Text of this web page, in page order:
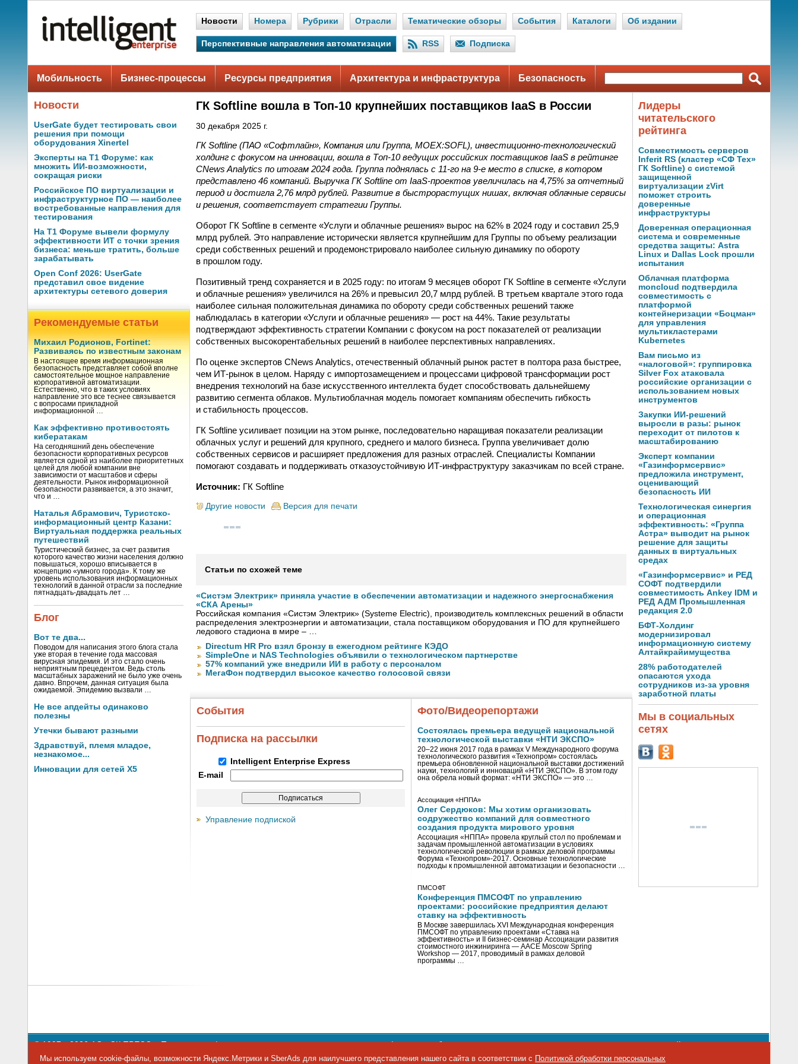
Новости Номера Рубрики Отрасли Тематические обзоры События Каталоги Об издании
Перспективные направления автоматизации RSS Подписка
Мобильность Бизнес-процессы Ресурсы предприятия Архитектура и инфраструктура Безопасность
Новости
UserGate будет тестировать свои
решения при помощи
оборудования Xinertel
Эксперты на Т1 Форуме: как
множить ИИ-возможности,
сокращая риски
Российское ПО виртуализации и
инфраструктурное ПО — наиболее
востребованные направления для
тестирования
На Т1 Форуме вывели формулу
эффективности ИТ с точки зрения
бизнеса: меньше тратить, больше
зарабатывать
Open Conf 2026: UserGate
представил свое видение
архитектуры сетевого доверия
Рекомендуемые статьи
Михаил Родионов, Fortinet:
Развиваясь по известным законам
В настоящее время информационная
безопасность представляет собой вполне
самостоятельное мощное направление
корпоративной автоматизации.
Естественно, что в таких условиях
направление это все теснее связывается
с вопросами прикладной
информационной …
Как эффективно противостоять
кибератакам
На сегодняшний день обеспечение
безопасности корпоративных ресурсов
является одной из наиболее приоритетных
целей для любой компании вне
зависимости от масштабов и сферы
деятельности. Рынок информационной
безопасности развивается, а это значит,
что и …
Наталья Абрамович, Туристско-
информационный центр Казани:
Виртуальная поддержка реальных
путешествий
Туристический бизнес, за счет развития
которого качество жизни населения должно
повышаться, хорошо вписывается в
концепцию «умного города». К тому же
уровень использования информационных
технологий в данной отрасли за последние
пятнадцать-двадцать лет …
Блог
Вот те два...
Поводом для написания этого блога стала
уже вторая в течение года массовая
вирусная эпидемия. И это стало очень
неприятным прецедентом. Ведь столь
масштабных заражений не было уже очень
давно. Впрочем, данная ситуация была
ожидаемой. Эпидемию вызвали …
Не все апдейты одинаково
полезны
Утечки бывают разными
Здравствуй, племя младое,
незнакомое...
Инновации для сетей X5
ГК Softline вошла в Топ-10 крупнейших поставщиков IaaS в России
30 декабря 2025 г.
ГК Softline (ПАО «Софтлайн», Компания или Группа, MOEX:SOFL), инвестиционно-технологический
холдинг с фокусом на инновации, вошла в Топ-10 ведущих российских поставщиков IaaS в рейтинге
CNews Analytics по итогам 2024 года. Группа поднялась с 11-го на 9-е место в списке, в котором
представлено 46 компаний. Выручка ГК Softline от IaaS-проектов увеличилась на 4,75% за отчетный
период и достигла 2,76 млрд рублей. Развитие в быстрорастущих нишах, включая облачные сервисы
и решения, соответствует стратегии Группы.
Оборот ГК Softline в сегменте «Услуги и облачные решения» вырос на 62% в 2024 году и составил 25,9
млрд рублей. Это направление исторически является крупнейшим для Группы по объему реализации
среди собственных решений и продемонстрировало наиболее сильную динамику по обороту
в прошлом году.
Позитивный тренд сохраняется и в 2025 году: по итогам 9 месяцев оборот ГК Softline в сегменте «Услуги
и облачные решения» увеличился на 26% и превысил 20,7 млрд рублей. В третьем квартале этого года
наиболее сильная положительная динамика по обороту среди собственных решений также
наблюдалась в категории «Услуги и облачные решения» — рост на 44%. Такие результаты
подтверждают эффективность стратегии Компании с фокусом на рост показателей от реализации
собственных высокорентабельных решений в наиболее перспективных направлениях.
По оценке экспертов CNews Analytics, отечественный облачный рынок растет в полтора раза быстрее,
чем ИТ-рынок в целом. Наряду с импортозамещением и процессами цифровой трансформации рост
внедрения технологий на базе искусственного интеллекта будет способствовать дальнейшему
развитию сегмента облаков. Мультиоблачная модель помогает компаниям обеспечить гибкость
и стабильность процессов.
ГК Softline усиливает позиции на этом рынке, последовательно наращивая показатели реализации
облачных услуг и решений для крупного, среднего и малого бизнеса. Группа увеличивает долю
собственных сервисов и расширяет предложения для разных отраслей. Специалисты Компании
помогают создавать и поддерживать отказоустойчивую ИТ-инфраструктуру заказчикам по всей стране.
Источник: ГК Softline
Другие новости Версия для печати
Статьи по схожей теме
«Систэм Электрик» приняла участие в обеспечении автоматизации и надежного энергоснабжения
«СКА Арены»
Российская компания «Систэм Электрик» (Systeme Electric), производитель комплексных решений в области
распределения электроэнергии и автоматизации, стала поставщиком оборудования и ПО для крупнейшего
ледового стадиона в мире – …
Directum HR Pro взял бронзу в ежегодном рейтинге КЭДО
SimpleOne и NAS Technologies объявили о технологическом партнерстве
57% компаний уже внедрили ИИ в работу с персоналом
МегаФон подтвердил высокое качество голосовой связи
События
Подписка на рассылки
Intelligent Enterprise Express
E-mail
Управление подпиской
Фото/Видеорепортажи
Состоялась премьера ведущей национальной
технологической выставки «НТИ ЭКСПО»
20–22 июня 2017 года в рамках V Международного форума
технологического развития «Технопром» состоялась
премьера обновленной национальной выставки достижений
науки, технологий и инноваций «НТИ ЭКСПО». В этом году
она обрела новый формат: «НТИ ЭКСПО» — это …
Ассоциация «НППА»
Олег Сердюков: Мы хотим организовать
содружество компаний для совместного
создания продукта мирового уровня
Ассоциация «НППА» провела круглый стол по проблемам и
задачам промышленной автоматизации в условиях
технологической революции в рамках деловой программы
Форума «Технопром»-2017. Основные технологические
подходы к промышленной автоматизации и безопасности …
ПМСОФТ
Конференция ПМСОФТ по управлению
проектами: российские предприятия делают
ставку на эффективность
В Москве завершилась XVI Международная конференция
ПМСОФТ по управлению проектами «Ставка на
эффективность» и II бизнес-семинар Ассоциации развития
стоимостного инжиниринга — AACE Moscow Spring
Workshop — 2017, проводимый в рамках деловой
программы …
Лидеры
читательского
рейтинга
Совместимость серверов
Inferit RS (кластер «СФ Тех»
ГК Softline) с системой
защищенной
виртуализации zVirt
поможет строить
доверенные
инфраструктуры
Доверенная операционная
система и современные
средства защиты: Astra
Linux и Dallas Lock прошли
испытания
Облачная платформа
moncloud подтвердила
совместимость с
платформой
контейнеризации «Боцман»
для управления
мультикластерами
Kubernetes
Вам письмо из
«налоговой»: группировка
Silver Fox атаковала
российские организации с
использованием новых
инструментов
Закупки ИИ-решений
выросли в разы: рынок
переходит от пилотов к
масштабированию
Эксперт компании
«Газинформсервис»
предложила инструмент,
оценивающий
безопасность ИИ
Технологическая синергия
и операционная
эффективность: «Группа
Астра» выводит на рынок
решение для защиты
данных в виртуальных
средах
«Газинформсервис» и РЕД
СОФТ подтвердили
совместимость Ankey IDM и
РЕД АДМ Промышленная
редакция 2.0
БФТ-Холдинг
модернизировал
информационную систему
Алтайкрайимущества
28% работодателей
опасаются ухода
сотрудников из-за уровня
заработной платы
Мы в социальных
сетях
© 1997—2026 АО «СК ПРЕСС».Политика конфиденциальности персональных данных,информация об авторских правах и порядке использования материалов сайта
109147 г. Москва, ул. Марксистская, 34, строение 10. Телефон: +7 495 974-22-60. Факс: +7 495 974-22-63. E-mail:
siteeditor@iemag.ru
Мы используем cookie-файлы, возможности Яндекс.Метрики и SberAds для наилучшего представления нашего сайта в соответствии с Политикой обработки персональных